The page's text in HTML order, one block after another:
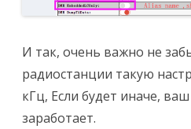
И так, очень важно не
радиостанции такую
кГц, Если будет иначе,
заработает.